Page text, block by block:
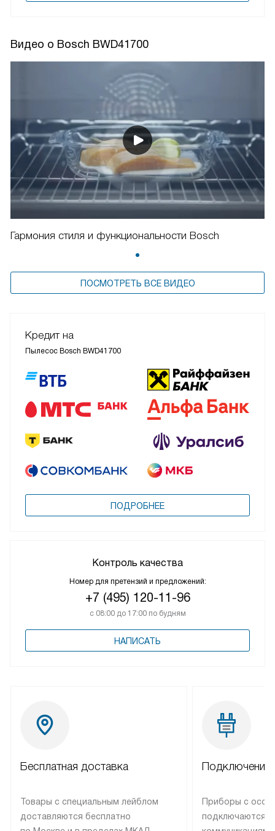
Видео о Bosch BWD41700
Гармония стиля и функциональности Bosch
ПОСМОТРЕТЬ ВСЕ ВИДЕО
Кредит на
Пылесос Bosch BWD41700
ПОДРОБНЕЕ
Контроль качества
Номер для претензий и предложений:
+7 (495) 120-11-96
с 08:00 до 17:00 по будням
НАПИСАТЬ
Бесплатная доставка
Товары с специальным лейблом
доставляются бесплатно
Подключение
Приборы с
подключаются к